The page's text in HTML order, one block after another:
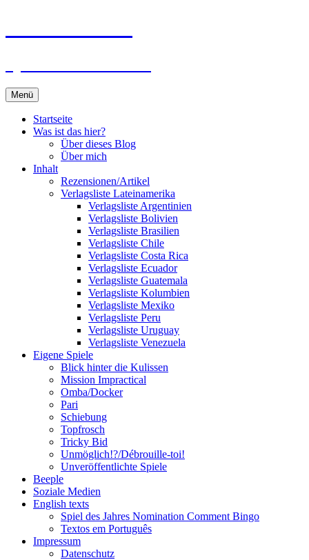
Menü
Startseite
Was ist das hier?
Über dieses Blog
Über mich
Inhalt
Rezensionen/Artikel
Verlagsliste Lateinamerika
Verlagsliste Argentinien
Verlagsliste Bolivien
Verlagsliste Brasilien
Verlagsliste Chile
Verlagsliste Costa Rica
Verlagsliste Ecuador
Verlagsliste Guatemala
Verlagsliste Kolumbien
Verlagsliste Mexiko
Verlagsliste Peru
Verlagsliste Uruguay
Verlagsliste Venezuela
Eigene Spiele
Blick hinter die Kulissen
Mission Impractical
Omba/Docker
Pari
Schiebung
Topfrosch
Tricky Bid
Unmöglich!?/Débrouille-toi!
Unveröffentlichte Spiele
Beeple
Soziale Medien
English texts
Spiel des Jahres Nomination Comment Bingo
Textos em Português
Impressum
Datenschutz